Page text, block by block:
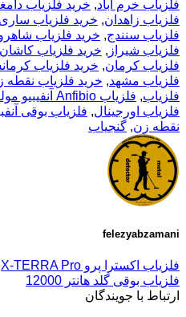
فلزیاب خرم آباد, خرید فلزیاب
فلزیاب زاهدان, خرید فلزیاب ساری
فلزیاب سنندج, خرید فلزیاب
فلزیاب شیراز , خرید فلزیاب کاشان
فلزیاب کرمان, خرید فلزیاب
فلزیاب مشهد, خرید فلزیاب نقطه
فلزیاب, فلزیاب Anfibio آنفیبیو مولتی
فلزیاب اورجینال, فلزیاب بوقی
نقطه زن, گنجیاب
felezyabzamani
فلزیاب اکسترا پرو X-TERRA Pro
فلزیاب بوقی گلد هانتر 12000
ارتباط با جویندگان